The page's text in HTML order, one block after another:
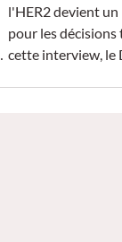
l'HER2 devient
pour les
cette interview, le